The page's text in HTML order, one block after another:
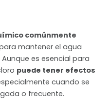
comúnmente
mantener el agua
es esencial para
puede tener efectos
cuando se
o frecuente.